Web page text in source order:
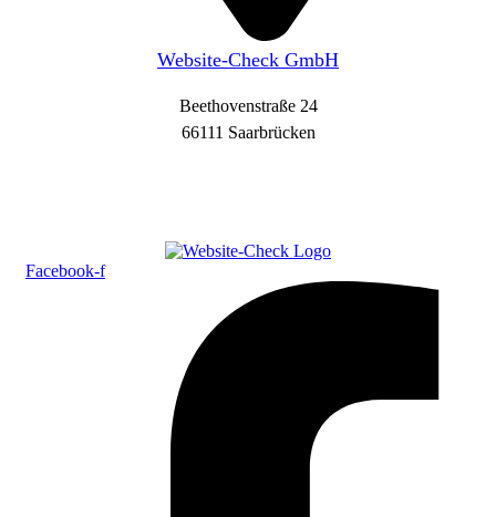
Website-Check GmbH
Beethovenstraße 24
66111 Saarbrücken
Facebook-f